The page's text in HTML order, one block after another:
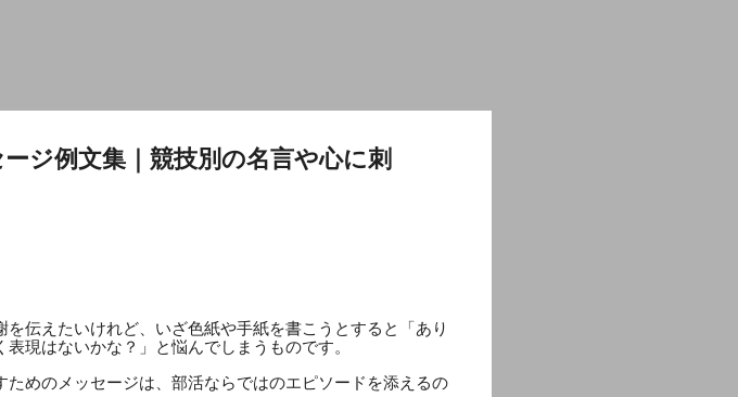
ジ例文集｜競技別の名言や心に刺
伝えたいけれど、いざ色紙や手紙を書こうとすると「あり
現はないかな？」と悩んでしまうものです。
めのメッセージは、部活ならではのエピソードを添えるの